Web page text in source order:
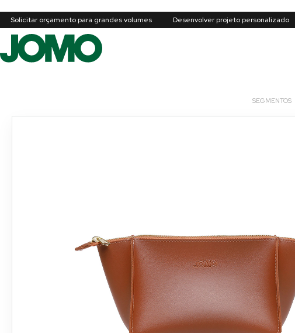
Solicitar orçamento para grandes volumes Desenvolver projeto personalizado
SEGMENTOS